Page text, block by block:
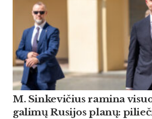
M. Sinkevičius ramina
galimų Rusijos planų: